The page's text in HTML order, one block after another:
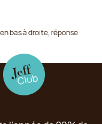
bas à droite, réponse